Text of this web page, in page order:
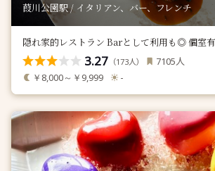
葭川公園駅 / イタリアン、バー、フレンチ
隠れ家的レストラン Barとして利用も◎ 個室
3.27 （173人） 7105人
￥8,000～￥9,999 -